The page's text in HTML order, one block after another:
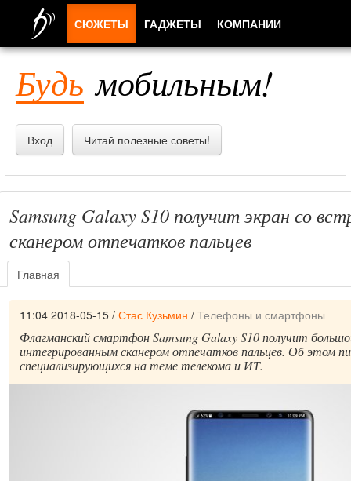
Будь мобильным!
Вход Читай полезные советы!
Samsung Galaxy S10 получит экран со
сканером отпечатков пальцев
Главная
11:04 2018-05-15 / Стас Кузьмин / Телефоны и смартфоны
Флагманский смартфон Samsung Galaxy S10 получит
интегрированным сканером отпечатков пальцев. Об этом
специализирующихся на теме телекома и ИТ.
СЮЖЕТЫ ГАДЖЕТЫ КОМПАНИИ
ПРИЛОЖЕНИЯ